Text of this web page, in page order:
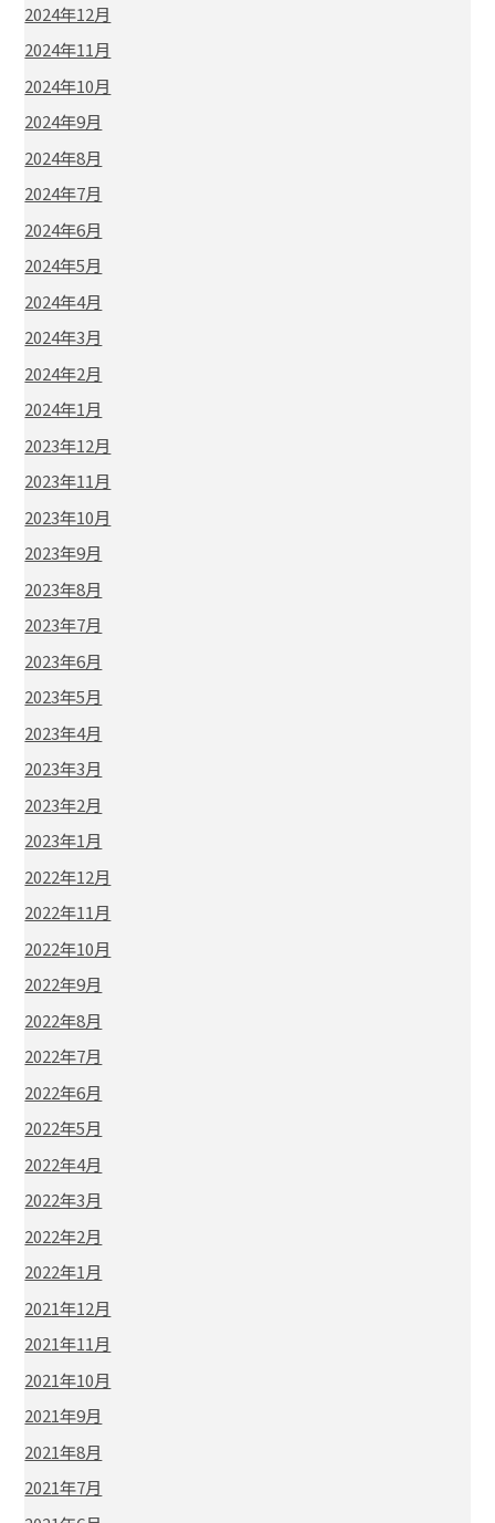
2024年12月
2024年11月
2024年10月
2024年9月
2024年8月
2024年7月
2024年6月
2024年5月
2024年4月
2024年3月
2024年2月
2024年1月
2023年12月
2023年11月
2023年10月
2023年9月
2023年8月
2023年7月
2023年6月
2023年5月
2023年4月
2023年3月
2023年2月
2023年1月
2022年12月
2022年11月
2022年10月
2022年9月
2022年8月
2022年7月
2022年6月
2022年5月
2022年4月
2022年3月
2022年2月
2022年1月
2021年12月
2021年11月
2021年10月
2021年9月
2021年8月
2021年7月